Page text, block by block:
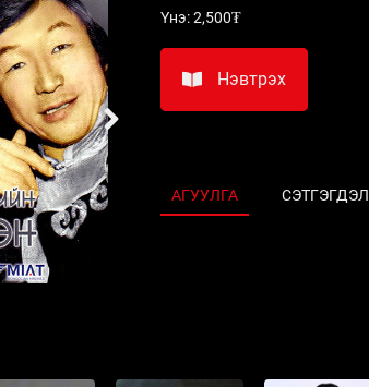
Үнэ:2,500₮
Нэвтрэх
АГУУЛГА СЭТГЭГДЭЛ